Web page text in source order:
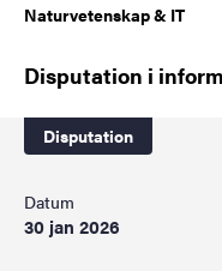
Naturvetenskap & IT
Disputation i
Disputation
Datum
30 jan 2026